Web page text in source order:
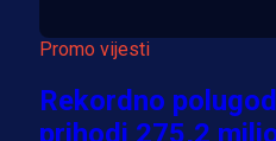
Promo vijesti
Rekordno
prihodi 275,2